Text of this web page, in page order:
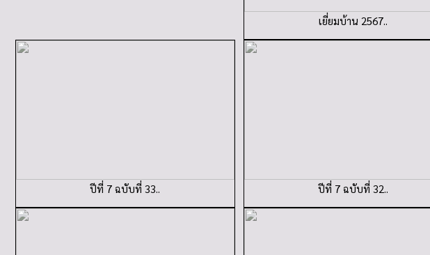
เยี่ยมบ้าน 2567..
ปีที่ 7 ฉบับที่ 33.. ปีที่ 7 ฉบับที่ 32..